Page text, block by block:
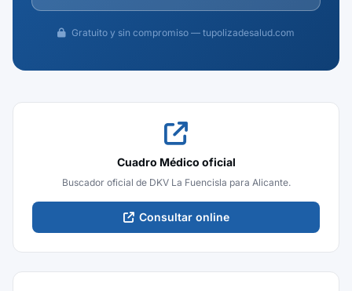
Gratuito y sin compromiso — tupolizadesalud.com
Cuadro Médico oficial
Buscador oficial de DKV La Fuencisla para Alicante.
Consultar online